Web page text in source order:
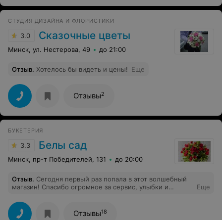
СТУДИЯ ДИЗАЙНА И ФЛОРИСТИКИ
3.0 Сказочные цветы
Минск, ул. Нестерова, 49 до 21:00
Отзыв. Хотелось бы видеть и цены! Еще
Отзывы2
БУКЕТЕРИЯ
3.3 Белы сад
Минск, пр-т Победителей, 131 до 20:00
Отзыв. Сегодня первый раз попала в этот волшебный
магазин! Спасибо огромное за сервис, улыбки и
Еще
Отзывы18